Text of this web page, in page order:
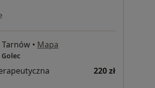
Tarnów • Mapa
Golec
220 zł